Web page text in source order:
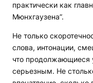
практически как
Мюнхгаузена”.
Не только
слова, интонации,
что продолжающиеся
серьезным. Не